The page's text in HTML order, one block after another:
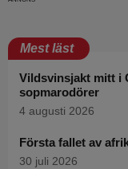
Mest läst
Vildsvinsjakt mitt i
sopmarodörer
4 augusti 2026
Första fallet av
30 juli 2026